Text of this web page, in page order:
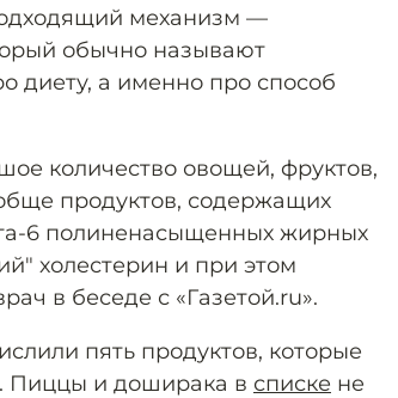
механизм —
обычно называют
диету, а именно про способ
количество овощей, фруктов,
продуктов, содержащих
6 полиненасыщенных жирных
холестерин и при этом
в беседе с «Газетой.ru».
пять продуктов, которые
Пиццы и доширака в списке не